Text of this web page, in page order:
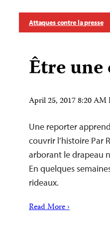
Attaques contre la presse
Être
April 25, 2017 8:20 AM
Une reporter
couvrir l’histoire Par
arborant le drapeau
En quelques
rideaux.
Read More ›